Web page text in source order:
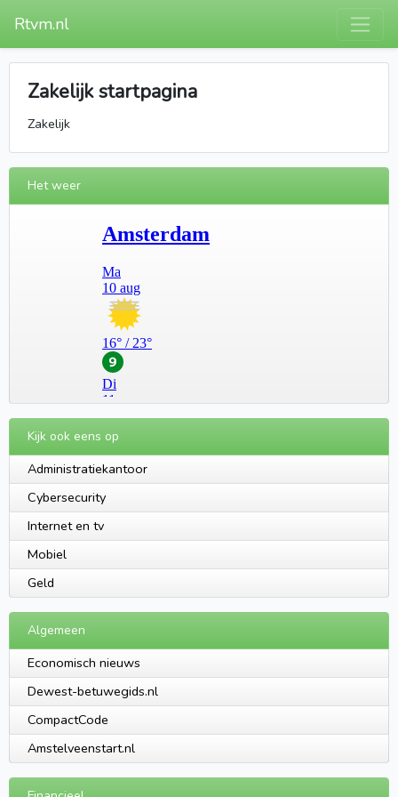
Rtvm.nl
Zakelijk startpagina
Zakelijk
Het weer
Kijk ook eens op
Administratiekantoor
Cybersecurity
Internet en tv
Mobiel
Geld
Algemeen
Economisch nieuws
Dewest-betuwegids.nl
CompactCode
Amstelveenstart.nl